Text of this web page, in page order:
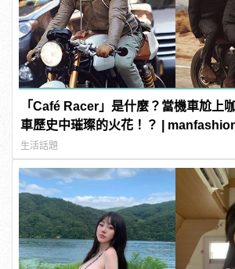
「Café Racer」是什麼？當機車尬上
車歷史中璀璨的火花！？ |
生活話題